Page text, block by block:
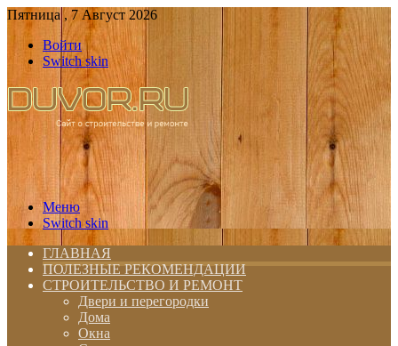
Пятница , 7 Август 2026
Войти
Switch skin
Меню
Switch skin
ГЛАВНАЯ
ПОЛЕЗНЫЕ РЕКОМЕНДАЦИИ
СТРОИТЕЛЬСТВО И РЕМОНТ
Двери и перегородки
Дома
Окна